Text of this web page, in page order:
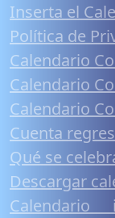
Inserta el
Política de
Calendario
Calendario
Calendario
Cuenta
Qué se
Descargar
Calendario